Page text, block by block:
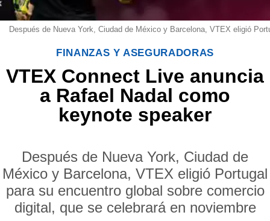
Después de Nueva York, Ciudad de México y Barcelona, VTEX eligió
FINANZAS Y ASEGURADORAS
VTEX Connect Live anuncia
a Rafael Nadal como
keynote speaker
Después de Nueva York, Ciudad de
México y Barcelona, VTEX eligió Portugal
para su encuentro global sobre comercio
digital, que se celebrará en noviembre